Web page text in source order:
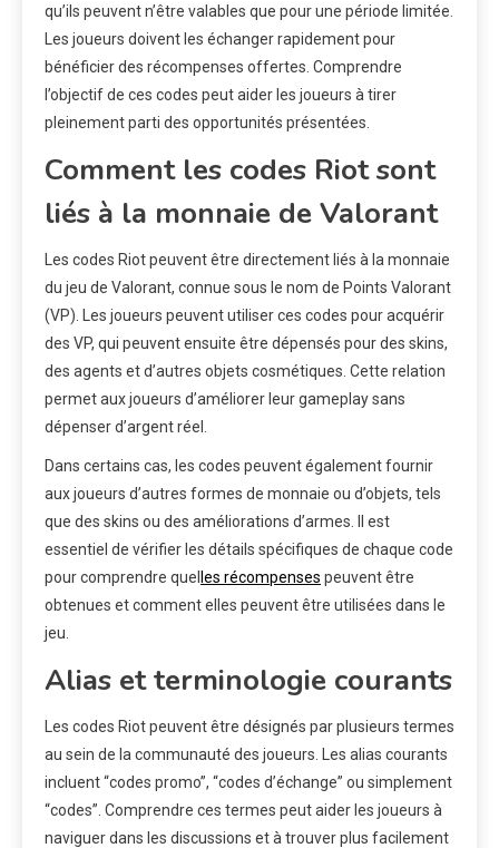
qu’ils peuvent n’être valables que pour une période limitée.
Les joueurs doivent les échanger rapidement pour
bénéficier des récompenses offertes. Comprendre
l’objectif de ces codes peut aider les joueurs à tirer
pleinement parti des opportunités présentées.
Comment les codes Riot sont
liés à la monnaie de Valorant
Les codes Riot peuvent être directement liés à la monnaie
du jeu de Valorant, connue sous le nom de Points Valorant
(VP). Les joueurs peuvent utiliser ces codes pour acquérir
des VP, qui peuvent ensuite être dépensés pour des skins,
des agents et d’autres objets cosmétiques. Cette relation
permet aux joueurs d’améliorer leur gameplay sans
dépenser d’argent réel.
Dans certains cas, les codes peuvent également fournir
aux joueurs d’autres formes de monnaie ou d’objets, tels
que des skins ou des améliorations d’armes. Il est
essentiel de vérifier les détails spécifiques de chaque code
pour comprendre quel les récompenses peuvent être
obtenues et comment elles peuvent être utilisées dans le
jeu.
Alias et terminologie courants
Les codes Riot peuvent être désignés par plusieurs termes
au sein de la communauté des joueurs. Les alias courants
incluent “codes promo”, “codes d’échange” ou simplement
“codes”. Comprendre ces termes peut aider les joueurs à
naviguer dans les discussions et à trouver plus facilement